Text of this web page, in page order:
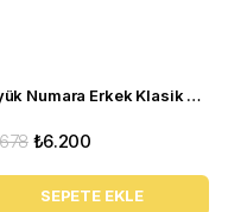
Büyük Numara Erkek Klasik Ayakkabı - Tr1071 Kahverengi
₺6.200
SEPETE EKLE